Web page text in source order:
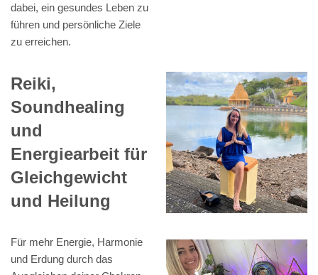
dabei, ein gesundes Leben zu
führen und persönliche Ziele
zu erreichen.
Reiki,
Soundhealing
und
Energiearbeit für
Gleichgewicht
und Heilung
Für mehr Energie, Harmonie
und Erdung durch das